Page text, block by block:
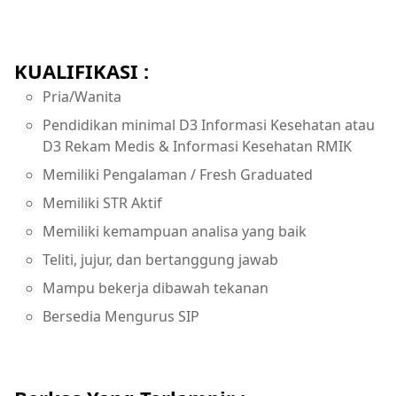
KUALIFIKASI :
Pria/Wanita
Pendidikan minimal D3 Informasi Kesehatan atau
D3 Rekam Medis & Informasi Kesehatan RMIK
Memiliki Pengalaman / Fresh Graduated
Memiliki STR Aktif
Memiliki kemampuan analisa yang baik
Teliti, jujur, dan bertanggung jawab
Mampu bekerja dibawah tekanan
Bersedia Mengurus SIP